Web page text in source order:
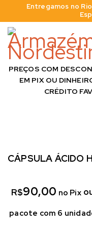
Entregamos no
PREÇOS COM
EM PIX OU
CRÉDITO
CÁPSULA ÁCIDO
R$90,00 no Pix
pacote com 6